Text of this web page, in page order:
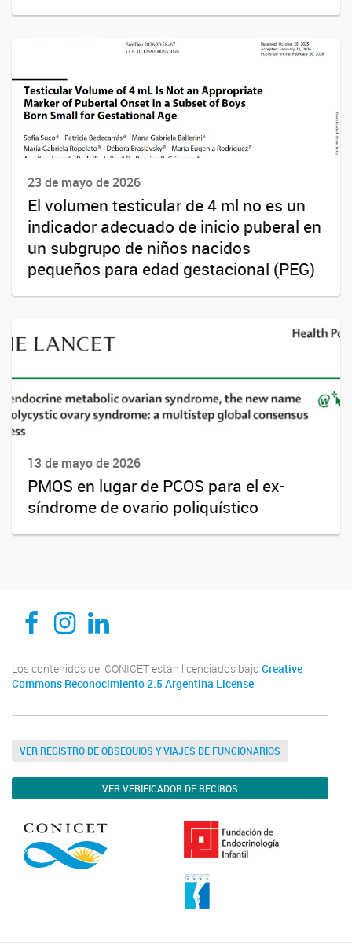
23 de mayo de 2026
El volumen testicular de 4 ml no es un
indicador adecuado de inicio puberal en
un subgrupo de niños nacidos
pequeños para edad gestacional (PEG)
13 de mayo de 2026
PMOS en lugar de PCOS para el ex-
síndrome de ovario poliquístico
CEDIE, Centro de Investigaciones Endocrinológicas Dr. César Bergadá
CEDIE, Centro de Investigaciones Endocrinológicas Dr. César Bergadá
CEDIE, Centro de Investigaciones Endocrinológicas Dr. César Bergadá
Los contenidos del CONICET están licenciados bajo Creative
Commons Reconocimiento 2.5 Argentina License
VER REGISTRO DE OBSEQUIOS Y VIAJES DE FUNCIONARIOS
VER VERIFICADOR DE RECIBOS